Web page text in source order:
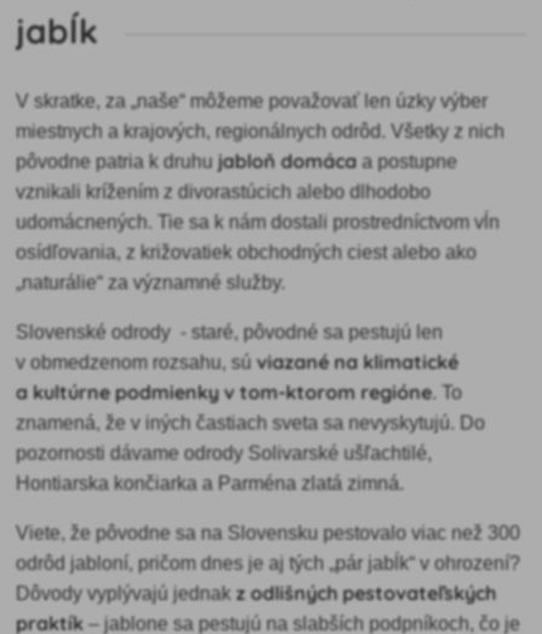
jabĺk
V skratke, za „naše“ môžeme považovať len úzky výber
miestnych a krajových, regionálnych odrôd. Všetky z nich
pôvodne patria k druhu jabloň domáca a postupne
vznikali krížením z divorastúcich alebo dlhodobo
udomácnených. Tie sa k nám dostali prostredníctvom vĺn
osídľovania, z križovatiek obchodných ciest alebo ako
„naturálie“ za významné služby.
Slovenské odrody - staré, pôvodné sa pestujú len
v obmedzenom rozsahu, súviazané na klimatické
a kultúrne podmienky v tom-ktorom regióne. To
znamená, že v iných častiach sveta sa nevyskytujú. Do
pozornosti dávame odrody Solivarské ušľachtilé,
Hontiarska končiarka a Parména zlatá zimná.
Viete, že pôvodne sa na Slovensku pestovalo viac než 300
odrôd jabloní, pričom dnes je aj tých „pár jabĺk“ v ohrození?
Dôvody vyplývajú jednakz odlišných pestovateľských
praktík – jablone sa pestujú na slabších podpníkoch, čo je